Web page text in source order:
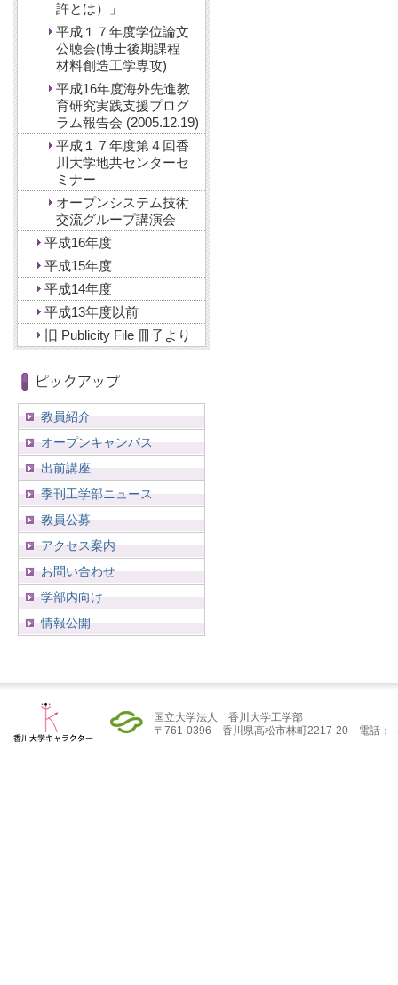
許とは）」
平成１７年度学位論文
公聴会(博士後期課程
材料創造工学専攻)
平成16年度海外先進教
育研究実践支援プログ
ラム報告会 (2005.12.19)
平成１７年度第４回香
川大学地共センターセ
ミナー
オープンシステム技術
交流グループ講演会
平成16年度
平成15年度
平成14年度
平成13年度以前
旧 Publicity File 冊子より
教員紹介
オープンキャンパス
出前講座
季刊工学部ニュース
教員公募
アクセス案内
お問い合わせ
学部内向け
情報公開
国立大学法人 香川大学工学部
〒761-0396 香川県高松市林町2217-20 電話：